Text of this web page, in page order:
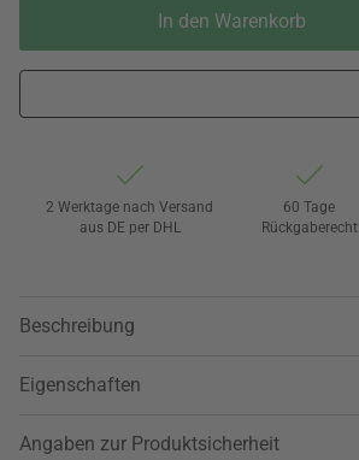
In den Warenkorb
2 Werktage nach Versand
aus DE per DHL
60 Tage
Rückgaberecht
Beschreibung
Eigenschaften
Angaben zur Produktsicherheit